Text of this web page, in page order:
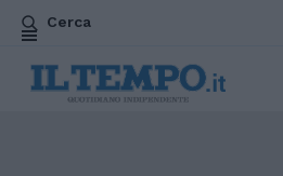
Cerca